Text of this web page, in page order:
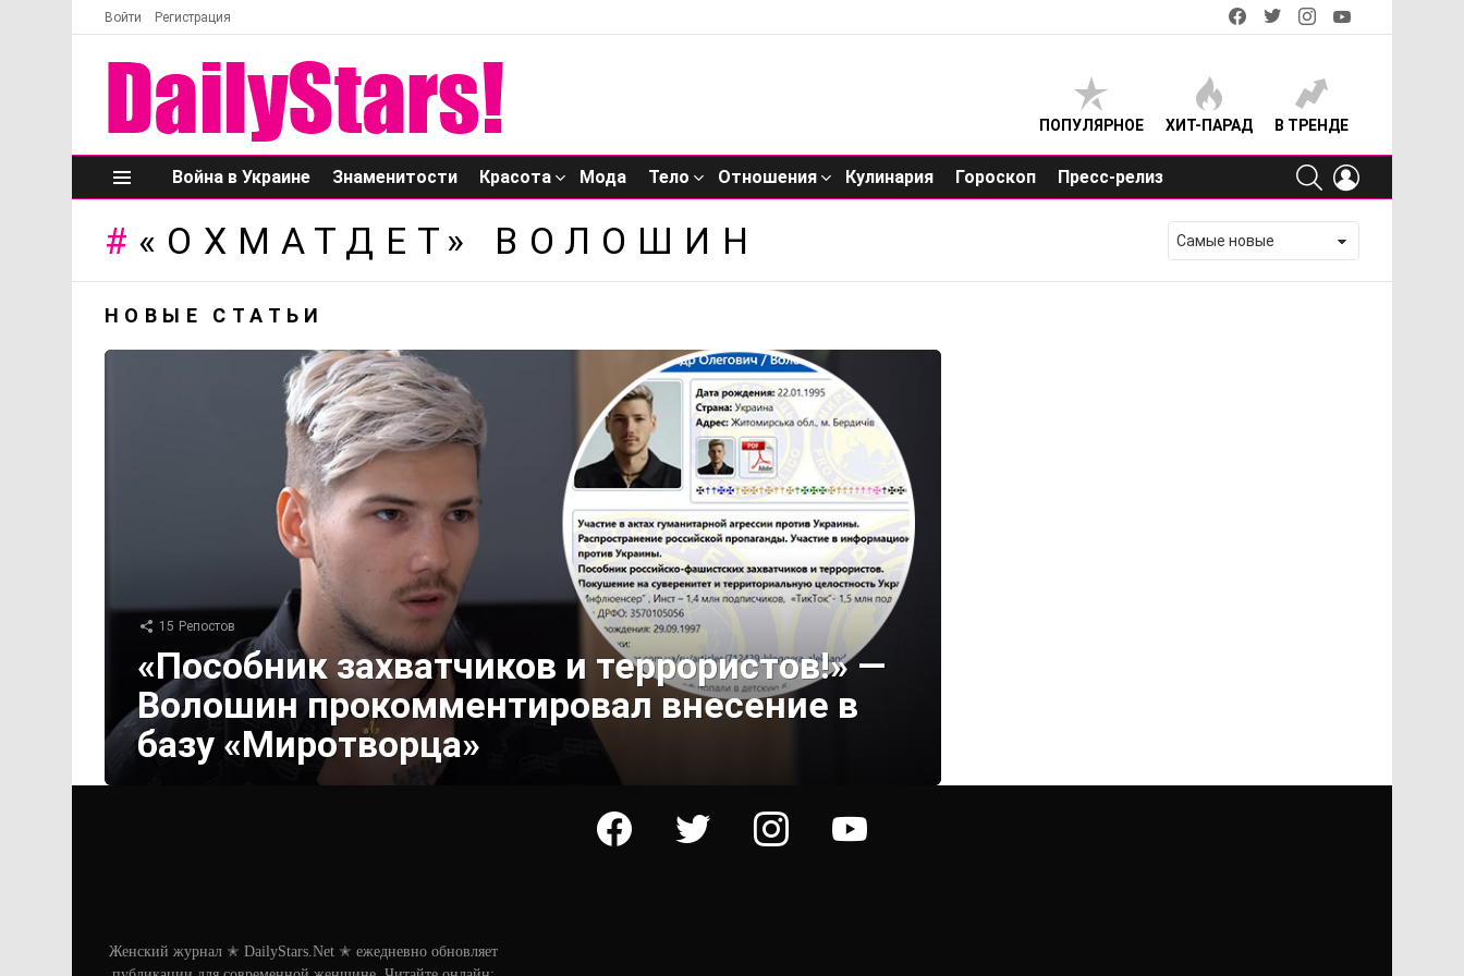
Войти Регистрация
facebooktwitterinstagram
ПОПУЛЯРНОЕ ХИТ-ПАРАД В ТРЕНДЕ
Меню
Война в Украине Знаменитости Красота Мода Тело Отношения Кулинария Гороскоп Пресс-релиз
SEARCH
«ОХМАТДЕТ» ВОЛОШИН
НОВЫЕ СТАТЬИ
15 Репостов
«Пособник захватчиков и террористов!» —
Волошин прокомментировал внесение в
базу «Миротворца»
facebook twitter instagram youtube
Женский журнал ✭ DailyStars.Net ✭ ежедневно обновляет